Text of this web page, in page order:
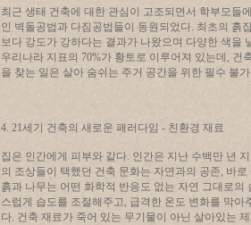
최근 생태 건축에 대한 관심이 고조되면서 학부모들
인 벽돌공법과 다짐공법들이 동원되었다. 최초의 흙
보다 강도가 강하다는 결과가 나왔으며 다양한 색을
우리나라 지표의 70%가 황토로 이루어져 있는데,
을 찾는 일은 살아 숨쉬는 주거 공간을 위한 필수 불
4. 21세기 건축의 새로운 패러다임 - 친환경 재료
집은 인간에게 피부와 같다. 인간은 지난 수백만 년
의 조상들이 택했던 건축 문화는 자연과의 공존, 바
흙과 나무는 어떤 화학적 반응도 없는 자연 그대로
스럽게 습도를 조절해주고, 급격한 온도 변화를 막
다. 건축 재료가 죽어 있는 무기물이 아닌 살아있는